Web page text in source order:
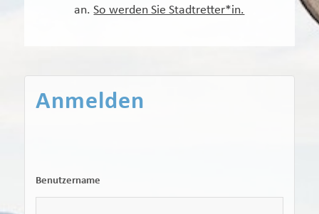
an.So werden Sie Stadtretter*in.
Anmelden
Benutzername